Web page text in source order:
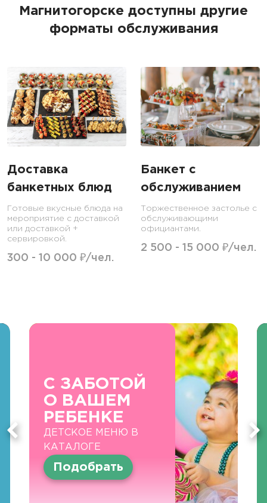
Магнитогорске доступны другие
форматы обслуживания
Доставка
банкетных блюд
Готовые вкусные блюда на
мероприятие с доставкой
или доставкой +
сервировкой.
300 - 10 000 ₽/чел.
Банкет с
обслуживанием
Торжественное застолье с
обслуживающими
официантами.
2 500 - 15 000 ₽/чел.
С ЗАБОТОЙ
О ВАШЕМ
РЕБЕНКЕ
ДЕТСКОЕ МЕНЮ В
КАТАЛОГЕ
Подобрать